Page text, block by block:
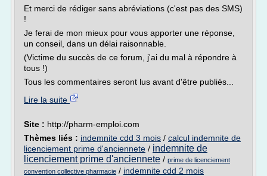
Et merci de rédiger sans abréviations (c'est pas des SMS)
!
Je ferai de mon mieux pour vous apporter une réponse,
un conseil, dans un délai raisonnable.
(Victime du succès de ce forum, j'ai du mal à répondre à
tous !)
Tous les commentaires seront lus avant d'être publiés...
Lire la suite
Site : http://pharm-emploi.com
Thèmes liés : indemnite cdd 3 mois / calcul indemnite de
licenciement prime d'anciennete / indemnite de
licenciement prime d'anciennete / prime de licenciement
convention collective pharmacie / indemnite cdd 2 mois